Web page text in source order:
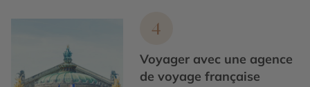
4
Voyager avec une agence
de voyage française